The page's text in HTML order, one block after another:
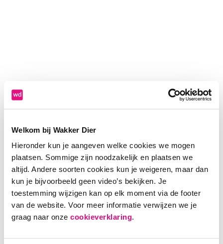
Welkom bij Wakker Dier
Hieronder kun je aangeven welke cookies we mogen
plaatsen. Sommige zijn noodzakelijk en plaatsen we
altijd. Andere soorten cookies kun je weigeren, maar dan
kun je bijvoorbeeld geen video’s bekijken. Je
toestemming wijzigen kan op elk moment via de footer
van de website. Voor meer informatie verwijzen we je
graag naar onze cookieverklaring.
Application error: a client-side exception has occurred (see the